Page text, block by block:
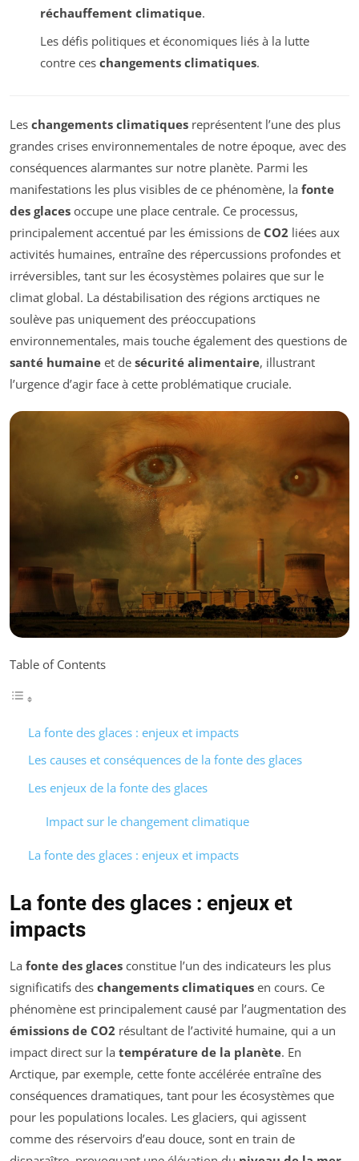
réchauffement climatique.
Les défis politiques et économiques liés à la lutte
contre ces changements climatiques.
Les changements climatiques représentent l’une des plus
grandes crises environnementales de notre époque, avec des
conséquences alarmantes sur notre planète. Parmi les
manifestations les plus visibles de ce phénomène, la fonte
des glaces occupe une place centrale. Ce processus,
principalement accentué par les émissions de CO2 liées aux
activités humaines, entraîne des répercussions profondes et
irréversibles, tant sur les écosystèmes polaires que sur le
climat global. La déstabilisation des régions arctiques ne
soulève pas uniquement des préoccupations
environnementales, mais touche également des questions de
santé humaine et de sécurité alimentaire, illustrant
l’urgence d’agir face à cette problématique cruciale.
Table of Contents
La fonte des glaces : enjeux et impacts
Les causes et conséquences de la fonte des glaces
Les enjeux de la fonte des glaces
Impact sur le changement climatique
La fonte des glaces : enjeux et impacts
La fonte des glaces : enjeux et
impacts
La fonte des glaces constitue l’un des indicateurs les plus
significatifs des changements climatiques en cours. Ce
phénomène est principalement causé par l’augmentation des
émissions de CO2 résultant de l’activité humaine, qui a un
impact direct sur la température de la planète. En
Arctique, par exemple, cette fonte accélérée entraîne des
conséquences dramatiques, tant pour les écosystèmes que
pour les populations locales. Les glaciers, qui agissent
comme des réservoirs d’eau douce, sont en train de